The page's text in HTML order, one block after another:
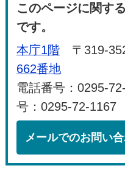
このページに関す
です。
本庁1階 〒319-
662番地
電話番号：0295-
号：0295-72-1167
メールでのお問い